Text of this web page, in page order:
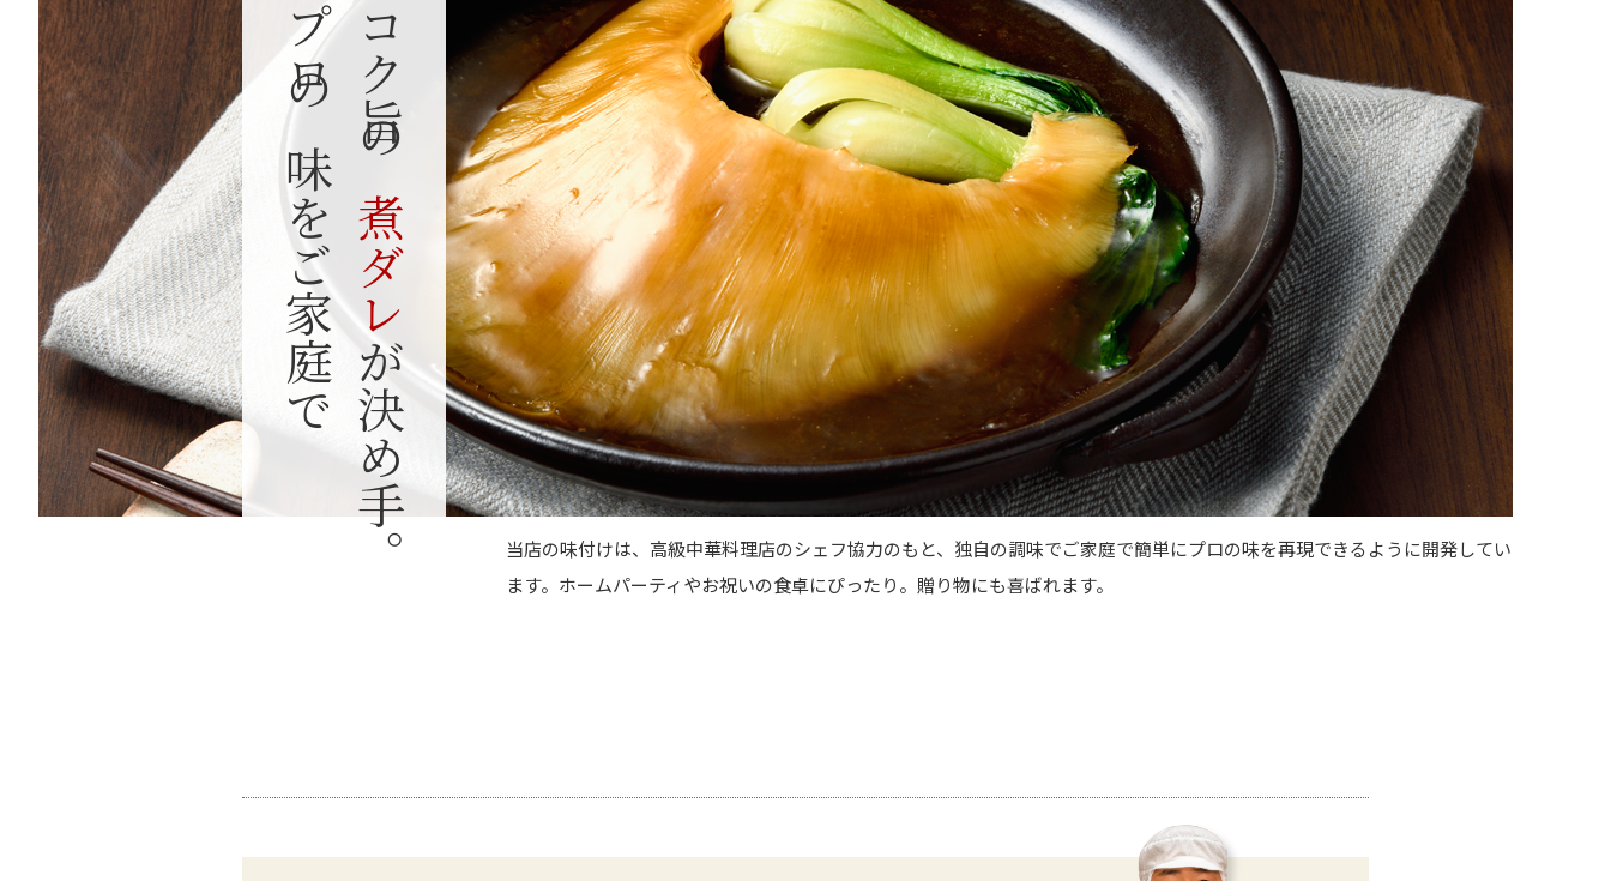
コク旨の
煮ダレ
が決め手。
プロの味をご家庭で
当店の味付けは、高級中華料理店のシェフ協力のもと、独自の調味でご家庭で簡単にプロの味を再現できるように開発してい
ます。ホームパーティやお祝いの食卓にぴったり。贈り物にも喜ばれます。